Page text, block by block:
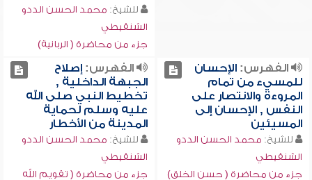
للشيخ: محمد الحسن الددو
الشنقيطي
جزء من محاضرة ( الربانية)
الفهرس:الإحسان
للمسيء من تمام
المروءة والانتصار على
النفس , الإحسان إلى
المسيئين
للشيخ: محمد الحسن الددو
الشنقيطي
جزء من محاضرة ( حسن الخلق)
الفهرس:إصلاح
الجبهة الداخلية ,
تخطيط النبي صلى الله
عليه وسلم لحماية
المدينة من الأخطار
للشيخ: محمد الحسن الددو
الشنقيطي
جزء من محاضرة ( تقويم الله